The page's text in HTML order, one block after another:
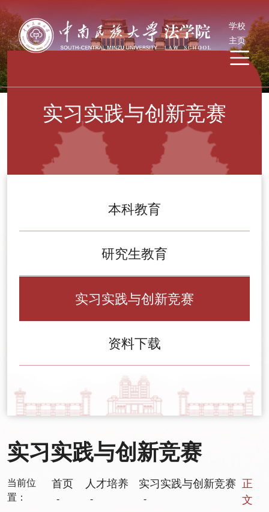
学校
主页
实习实践与创新竞赛
本科教育
研究生教育
实习实践与创新竞赛
资料下载
实习实践与创新竞赛
当前位
置：
首页
-
人才培养
-
实习实践与创新竞赛
-
正
文